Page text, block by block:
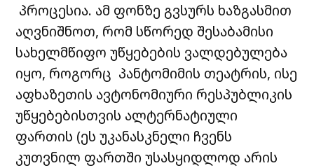
პროცესია. ამ ფონზე გვსურს ხაზგასმით
აღვნიშნოთ, რომ სწორედ შესაბამისი
სახელმწიფო უწყებების ვალდებულება
იყო, როგორც პანტომიმის თეატრის, ისე
აფხაზეთის ავტონომიური რესპუბლიკის
უწყებებისთვის ალტერნატიული
ფართის (ეს უკანასკნელი ჩვენს
კუთვნილ ფართში უსასყიდლოდ არის